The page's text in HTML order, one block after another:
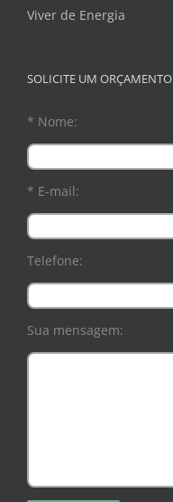
Viver de Energia
SOLICITE UM ORÇAMENTO
* Nome:
* E-mail:
Telefone:
Sua mensagem: